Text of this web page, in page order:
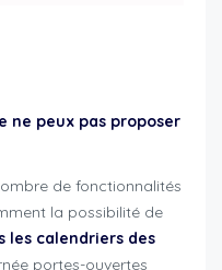
ne peux pas proposer
de fonctionnalités
la possibilité de
les calendriers des
portes-ouvertes